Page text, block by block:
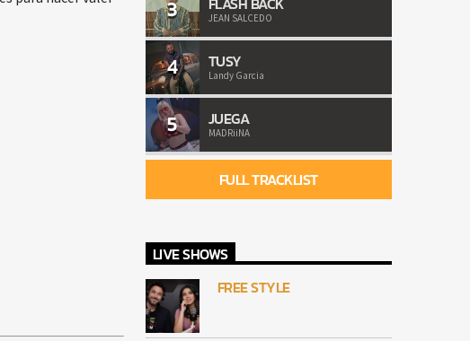
3 JEAN SALCEDO
4 TUSY
Landy Garcia
5 JUEGA
MADRiiNA
FULL TRACKLIST
LIVE SHOWS
FREE STYLE